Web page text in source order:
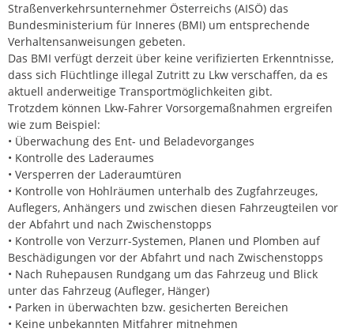
Straßenverkehrsunternehmer Österreichs (AISÖ) das
Bundesministerium für Inneres (BMI) um entsprechende
Verhaltensanweisungen gebeten.
Das BMI verfügt derzeit über keine verifizierten Erkenntnisse,
dass sich Flüchtlinge illegal Zutritt zu Lkw verschaffen, da es
aktuell anderweitige Transportmöglichkeiten gibt.
Trotzdem können Lkw-Fahrer Vorsorgemaßnahmen ergreifen
wie zum Beispiel:
• Überwachung des Ent- und Beladevorganges
• Kontrolle des Laderaumes
• Versperren der Laderaumtüren
• Kontrolle von Hohlräumen unterhalb des Zugfahrzeuges,
Auflegers, Anhängers und zwischen diesen Fahrzeugteilen vor
der Abfahrt und nach Zwischenstopps
• Kontrolle von Verzurr-Systemen, Planen und Plomben auf
Beschädigungen vor der Abfahrt und nach Zwischenstopps
• Nach Ruhepausen Rundgang um das Fahrzeug und Blick
unter das Fahrzeug (Aufleger, Hänger)
• Parken in überwachten bzw. gesicherten Bereichen
• Keine unbekannten Mitfahrer mitnehmen